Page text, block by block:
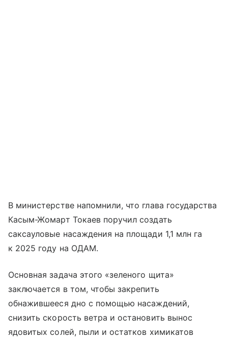
В министерстве напомнили, что глава государства
Касым-Жомарт Токаев поручил создать
саксауловые насаждения на площади 1,1 млн га
к 2025 году на ОДАМ.
Основная задача этого «зеленого щита»
заключается в том, чтобы закрепить
обнажившееся дно с помощью насаждений,
снизить скорость ветра и остановить вынос
ядовитых солей, пыли и остатков химикатов